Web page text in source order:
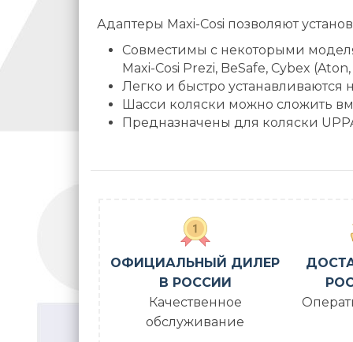
Адаптеры Maxi-Cosi позволяют
Совместимы с некоторыми
Maxi-Cosi Prezi, BeSafe, Cybex
Легко и быстро устанавливаются
Шасси коляски можно сложить
Предназначены для коляски
ОФИЦИАЛЬНЫЙ ДИЛЕР
В РОССИИ
Качественное
обслуживание